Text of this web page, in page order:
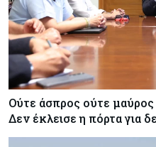
Ούτε άσπρος ούτε
Δεν έκλεισε η πόρτα για